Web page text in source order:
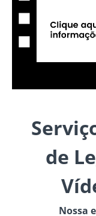
de
Nossa